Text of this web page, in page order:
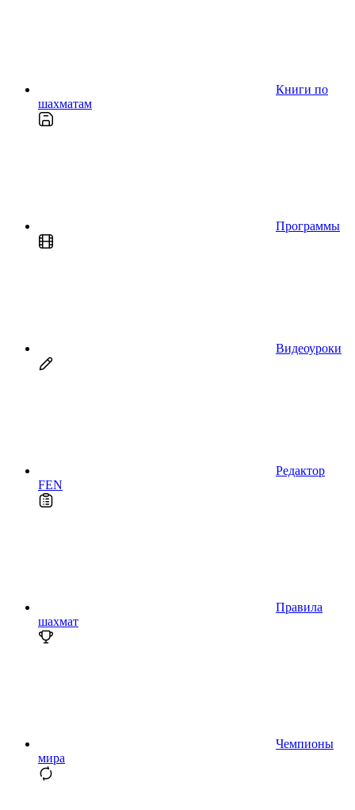
Книги по
шахматам
Программы
Видеоуроки
Редактор
FEN
Правила
шахмат
Чемпионы
мира